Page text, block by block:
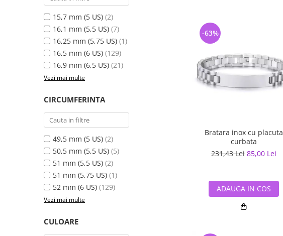
15,7 mm (5 US) (2)
16,1 mm (5,5 US) (7)
16,25 mm (5,75 US) (1)
16,5 mm (6 US) (129)
16,9 mm (6,5 US) (21)
Vezi mai multe
CIRCUMFERINTA
49,5 mm (5 US) (2)
50,5 mm (5,5 US) (5)
51 mm (5,5 US) (2)
51 mm (5,75 US) (1)
52 mm (6 US) (129)
Vezi mai multe
CULOARE
Bratara inox cu placuta
curbata
231,43 Lei 85,00 Lei
-63%
ADAUGA IN COS